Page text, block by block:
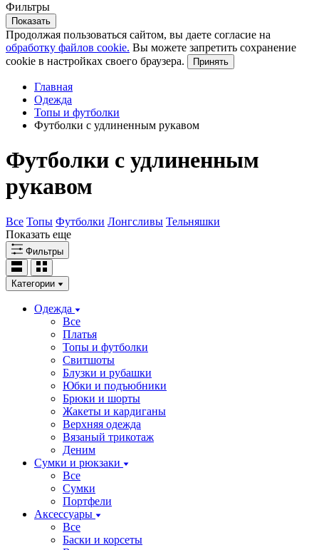
Фильтры
Показать
Продолжая пользоваться сайтом, вы даете согласие на
обработку файлов cookie. Вы можете запретить сохранение
cookie в настройках своего браузера.
Принять
Главная
Одежда
Топы и футболки
Футболки с удлиненным рукавом
Футболки с удлиненным
рукавом
Все Топы Футболки Лонгсливы Тельняшки
Показать еще
Фильтры
Категории
Одежда
Все
Платья
Топы и футболки
Свитшоты
Блузки и рубашки
Юбки и подъюбники
Брюки и шорты
Жакеты и кардиганы
Верхняя одежда
Вязаный трикотаж
Деним
Сумки и рюкзаки
Все
Сумки
Портфели
Аксессуары
Все
Баски и корсеты